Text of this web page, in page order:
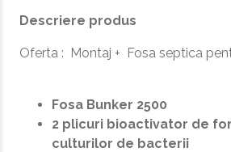
Descriere produs
Oferta : Montaj + Fosa septica
Fosa Bunker 2500
2 plicuri bioactivator de
culturilor de bacterii